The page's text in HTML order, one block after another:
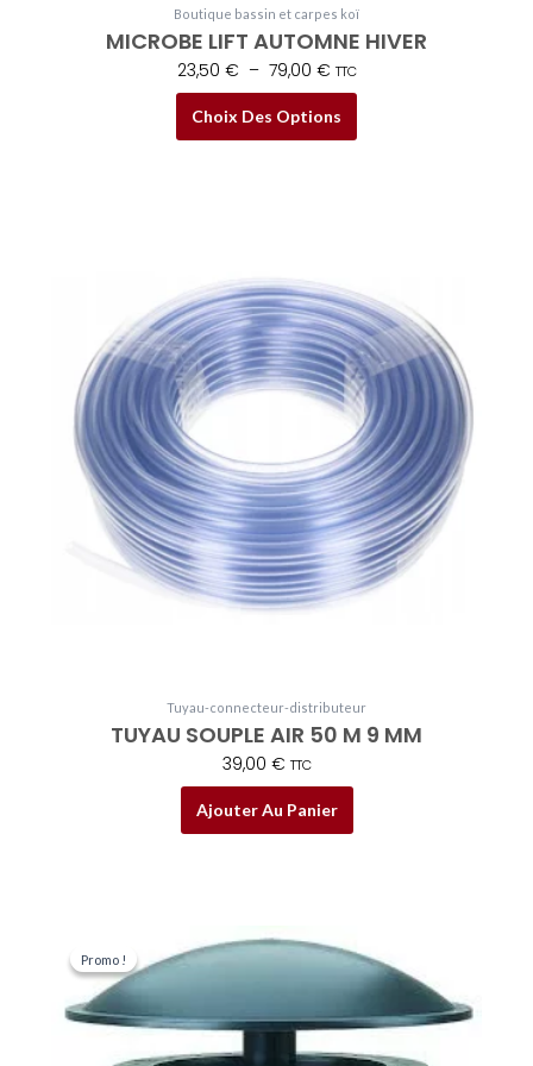
Boutique bassin et carpes koï
MICROBE LIFT AUTOMNE HIVER
23,50 € – 79,00 € TTC
Choix Des Options
Tuyau-connecteur-distributeur
TUYAU SOUPLE AIR 50 M 9 MM
39,00 € TTC
Ajouter Au Panier
Promo !
Promo !
Le
prix
était :
33,95 €.
Le
prix
actuel
est :
29,95 €.